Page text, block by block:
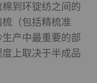
到环锭纺之间的
（包括精梳准
产中最重要的部
上取决于半成品